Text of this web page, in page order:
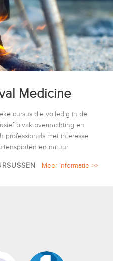
Medicine
cursus die volledig in de
bivak overnachting en
professionals met interesse
en natuur
Meer informatie >>